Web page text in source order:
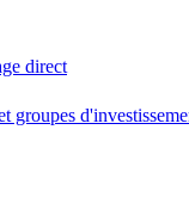
direct
groupes